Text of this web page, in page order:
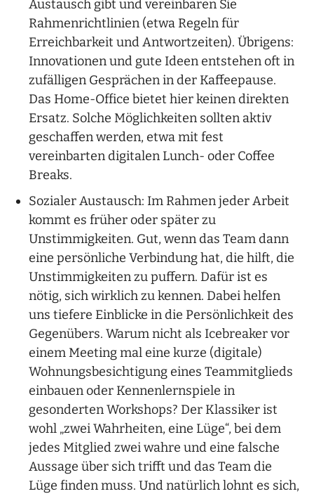
Austausch gibt und vereinbaren Sie
Rahmenrichtlinien (etwa Regeln für
Erreichbarkeit und Antwortzeiten). Übrigens:
Innovationen und gute Ideen entstehen oft in
zufälligen Gesprächen in der Kaffeepause.
Das Home-Office bietet hier keinen direkten
Ersatz. Solche Möglichkeiten sollten aktiv
geschaffen werden, etwa mit fest
vereinbarten digitalen Lunch- oder Coffee
Breaks.
Sozialer Austausch: Im Rahmen jeder Arbeit
kommt es früher oder später zu
Unstimmigkeiten. Gut, wenn das Team dann
eine persönliche Verbindung hat, die hilft, die
Unstimmigkeiten zu puffern. Dafür ist es
nötig, sich wirklich zu kennen. Dabei helfen
uns tiefere Einblicke in die Persönlichkeit des
Gegenübers. Warum nicht als Icebreaker vor
einem Meeting mal eine kurze (digitale)
Wohnungsbesichtigung eines Teammitglieds
einbauen oder Kennenlernspiele in
gesonderten Workshops? Der Klassiker ist
wohl „zwei Wahrheiten, eine Lüge“, bei dem
jedes Mitglied zwei wahre und eine falsche
Aussage über sich trifft und das Team die
Lüge finden muss. Und natürlich lohnt es sich,